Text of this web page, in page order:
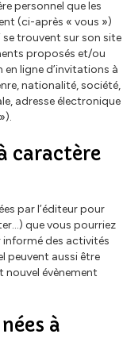
personnel que les
(ci-après « vous »)
trouvent sur son site
proposés et/ou
ligne d’invitations à
nationalité, société,
adresse électronique
caractère
par l’éditeur pour
que vous pourriez
des activités
peuvent aussi être
nouvel évènement
à